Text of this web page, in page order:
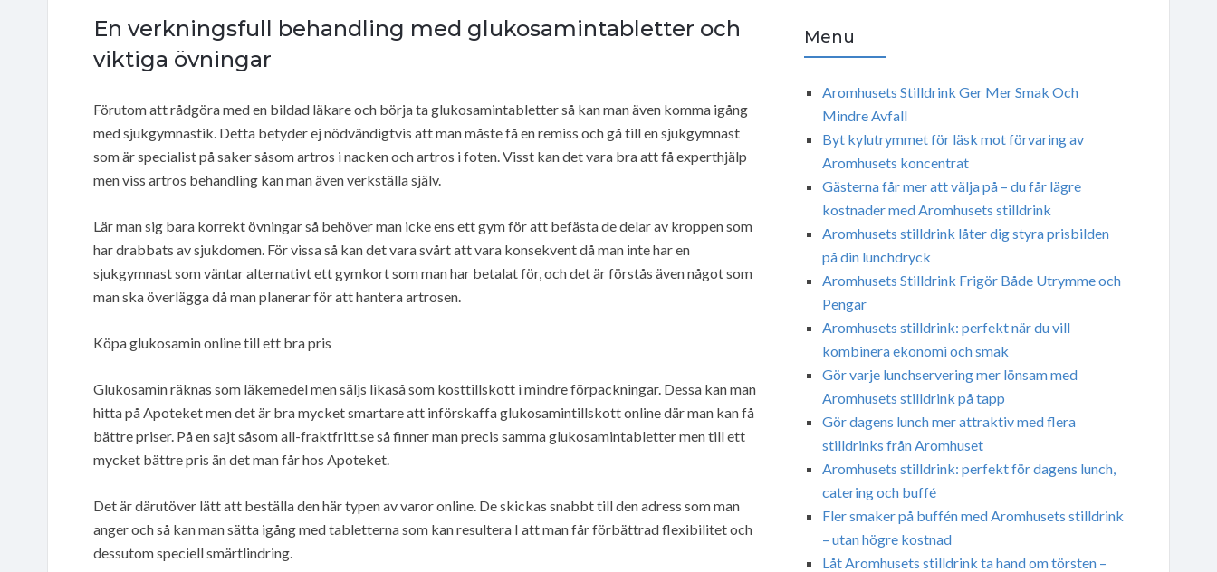
En verkningsfull behandling med glukosamintabletter och
viktiga övningar
Förutom att rådgöra med en bildad läkare och börja ta glukosamintabletter så kan man även komma igång
med sjukgymnastik. Detta betyder ej nödvändigtvis att man måste få en remiss och gå till en sjukgymnast
som är specialist på saker såsom artros i nacken och artros i foten. Visst kan det vara bra att få experthjälp
men viss artros behandling kan man även verkställa själv.
Lär man sig bara korrekt övningar så behöver man icke ens ett gym för att befästa de delar av kroppen som
har drabbats av sjukdomen. För vissa så kan det vara svårt att vara konsekvent då man inte har en
sjukgymnast som väntar alternativt ett gymkort som man har betalat för, och det är förstås även något som
man ska överlägga då man planerar för att hantera artrosen.
Köpa glukosamin online till ett bra pris
Glukosamin räknas som läkemedel men säljs likaså som kosttillskott i mindre förpackningar. Dessa kan man
hitta på Apoteket men det är bra mycket smartare att införskaffa glukosamintillskott online där man kan få
bättre priser. På en sajt såsom all-fraktfritt.se så finner man precis samma glukosamintabletter men till ett
mycket bättre pris än det man får hos Apoteket.
Det är därutöver lätt att beställa den här typen av varor online. De skickas snabbt till den adress som man
anger och så kan man sätta igång med tabletterna som kan resultera I att man får förbättrad flexibilitet och
dessutom speciell smärtlindring.
Menu
Aromhusets Stilldrink Ger Mer Smak Och
Mindre Avfall
Byt kylutrymmet för läsk mot förvaring av
Aromhusets koncentrat
Gästerna får mer att välja på – du får lägre
kostnader med Aromhusets stilldrink
Aromhusets stilldrink låter dig styra prisbilden
på din lunchdryck
Aromhusets Stilldrink Frigör Både Utrymme och
Pengar
Aromhusets stilldrink: perfekt när du vill
kombinera ekonomi och smak
Gör varje lunchservering mer lönsam med
Aromhusets stilldrink på tapp
Gör dagens lunch mer attraktiv med flera
stilldrinks från Aromhuset
Aromhusets stilldrink: perfekt för dagens lunch,
catering och buffé
Fler smaker på buffén med Aromhusets stilldrink
– utan högre kostnad
Låt Aromhusets stilldrink ta hand om törsten –